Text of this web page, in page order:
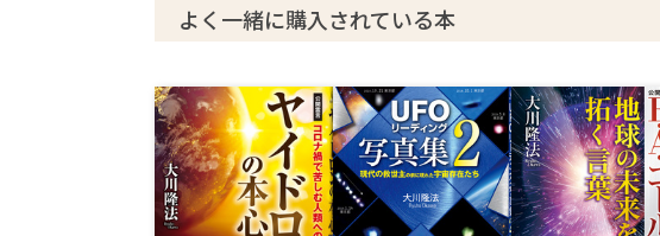
よく一緒に購入されている本